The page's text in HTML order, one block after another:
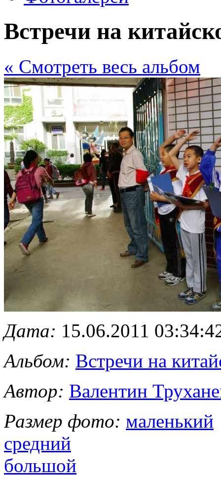
Встречи на
« Cмотреть весь альбом
Дата: 15.06.2011
Альбом: Встречи на
Автор: Валентин
Размер фото: маленький
средний
большой